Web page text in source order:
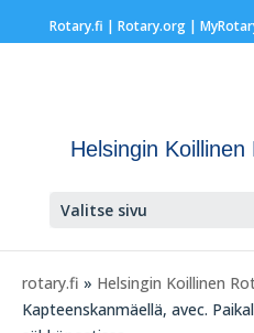
Rotary.fi | Rotary.org|
Helsingin Koillinen
Valitse sivu
rotary.fi » Helsingin Koillinen
Kapteenskanmäellä, avec.